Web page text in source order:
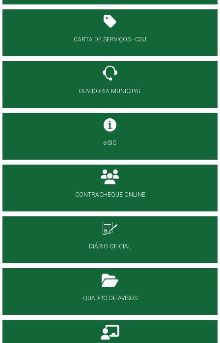
CARTA DE SERVIÇOS - CSU
OUVIDORIA MUNICIPAL
e-SIC
CONTRACHEQUE ONLINE
DIÁRIO OFICIAL
QUADRO DE AVISOS